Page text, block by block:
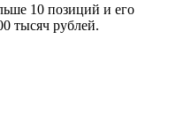
10 позиций и его
тысяч рублей.